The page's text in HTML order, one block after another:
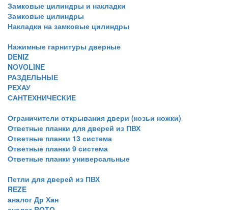
Замковые цилиндры и накладки
Замковые цилиндры
Накладки на замковые цилиндры
Нажимные гарнитуры дверные
DENIZ
NOVOLINE
РАЗДЕЛЬНЫЕ
РЕХАУ
САНТЕХНИЧЕСКИЕ
Ограничители открывания двери (козьи ножки)
Ответные планки для дверей из ПВХ
Ответные планки 13 система
Ответные планки 9 система
Ответные планки универсальные
Петли для дверей из ПВХ
REZE
аналог Др Хан